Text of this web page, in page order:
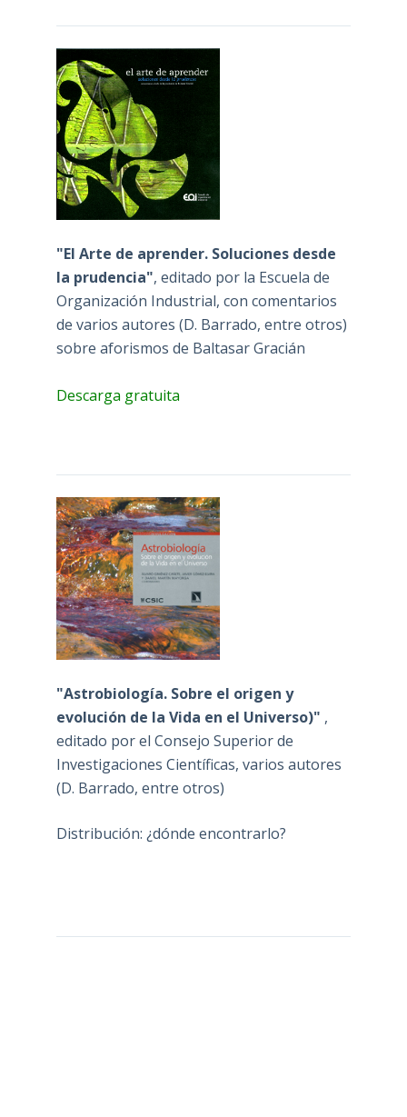
"El Arte de aprender. Soluciones desde
la prudencia", editado por la Escuela de
Organización Industrial, con comentarios
de varios autores (D. Barrado, entre otros)
sobre aforismos de Baltasar Gracián
Descarga gratuita
"Astrobiología. Sobre el origen y
evolución de la Vida en el Universo)" ,
editado por el Consejo Superior de
Investigaciones Científicas, varios autores
(D. Barrado, entre otros)
Distribución: ¿dónde encontrarlo?